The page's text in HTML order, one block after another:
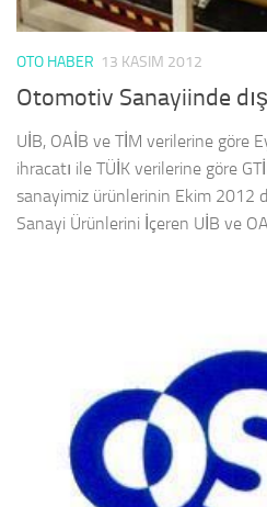
OTO HABER 13 KASIM 2012
Otomotiv Sanayiinde
UİB, OAİB ve TİM verilerine göre
ihracatı ile TÜİK verilerine göre
sanayimiz ürünlerinin Ekim 2012
Sanayi Ürünlerini İçeren UİB ve